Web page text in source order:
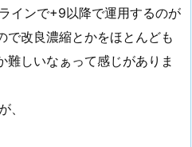
インで+9以降で運用するのが
で改良濃縮とかをほとんども
難しいなぁって感じがありま
、